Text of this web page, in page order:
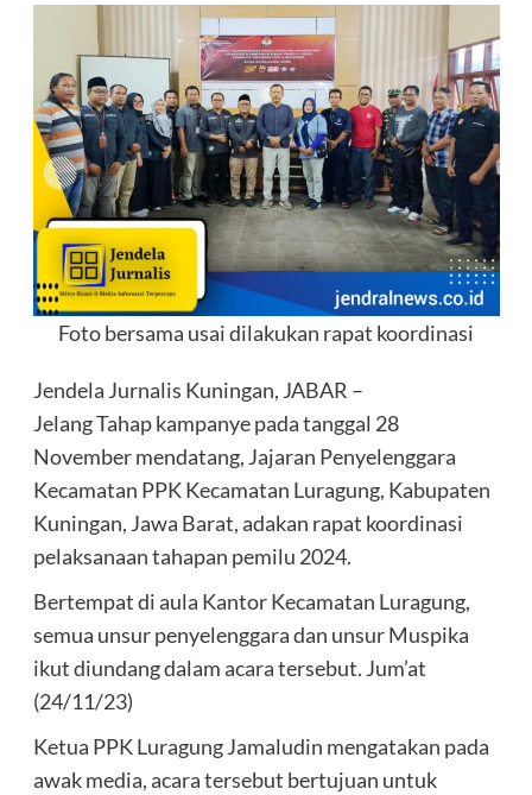
Foto bersama usai dilakukan rapat koordinasi
Jendela Jurnalis Kuningan, JABAR –
Jelang Tahap kampanye pada tanggal 28
November mendatang, Jajaran Penyelenggara
Kecamatan PPK Kecamatan Luragung, Kabupaten
Kuningan, Jawa Barat, adakan rapat koordinasi
pelaksanaan tahapan pemilu 2024.
Bertempat di aula Kantor Kecamatan Luragung,
semua unsur penyelenggara dan unsur Muspika
ikut diundang dalam acara tersebut. Jum’at
(24/11/23)
Ketua PPK Luragung Jamaludin mengatakan pada
awak media, acara tersebut bertujuan untuk